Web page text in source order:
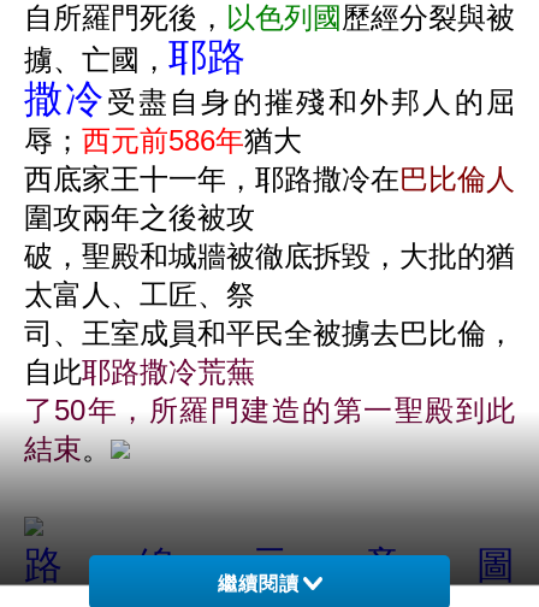
自所羅門死後， 以色列國 歷經分裂與被
擄、亡國， 耶路
撒冷受盡自身的摧殘和外邦人的屈
辱； 西元前586年猶大
西底家王十一年，耶路撒冷在巴比倫人
圍攻兩年之後被攻
破，聖殿和城牆被徹底拆毀，大批的猶
太富人、工匠、祭
司、王室成員和平民全被擄去巴比倫，
自此耶路撒冷荒蕪
了50年，所羅門建造的第一聖殿到此
結束。
路線示意圖
繼續閱讀